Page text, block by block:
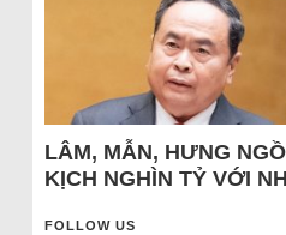
LÂM, MẪN, HƯNG
KỊCH NGHÌN TỶ VỚI
FOLLOW US